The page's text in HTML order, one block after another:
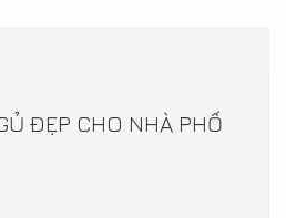
ĐẸP CHO NHÀ PHỐ